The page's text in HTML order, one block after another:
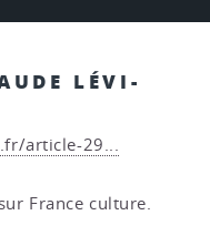
LÉVI-
article-29...
France culture.